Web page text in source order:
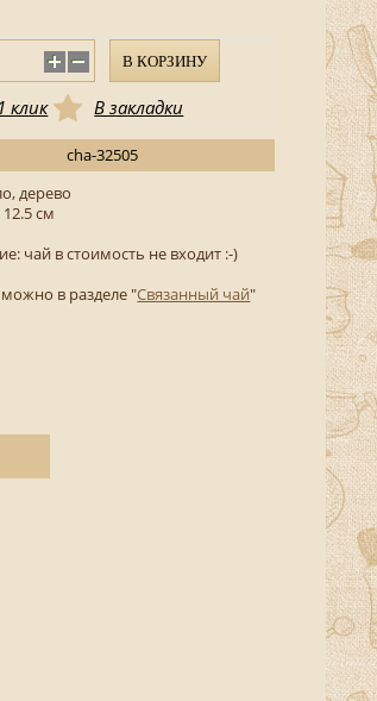
В КОРЗИНУ
клик В закладки
cha-32505
дерево
см
чай в стоимость не входит :-)
в разделе "Связанный чай"